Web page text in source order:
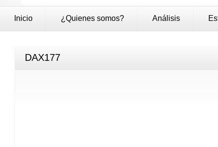
Inicio ¿Quienes somos? Análisis
DAX177